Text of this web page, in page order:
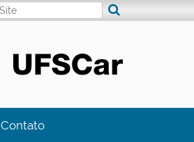
Busca
Contato